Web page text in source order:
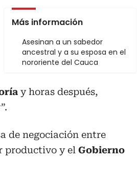
Más información
Asesinan a un sabedor
ancestral y a su esposa en el
nororiente del Cauca
y horas después,
de negociación entre
productivo y el Gobierno